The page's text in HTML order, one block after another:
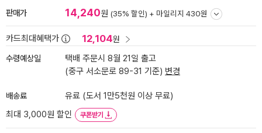
판매가 14,240원 (35% 할인) + 마일리지 430원
카드최대혜택가 12,104원
수령예상일
택배 주문시 8월 21일 출고
(중구 서소문로 89-31 기준) 변경
배송료
유료 (도서 1만5천원 이상 무료)
최대 3,000원 할인
쿠폰받기